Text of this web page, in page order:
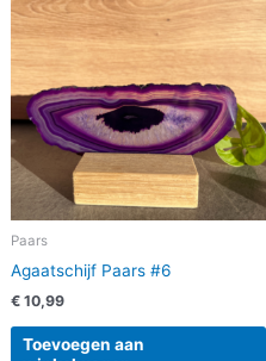
Paars
Agaatschijf Paars #6
€ 10,99
Toevoegen aan